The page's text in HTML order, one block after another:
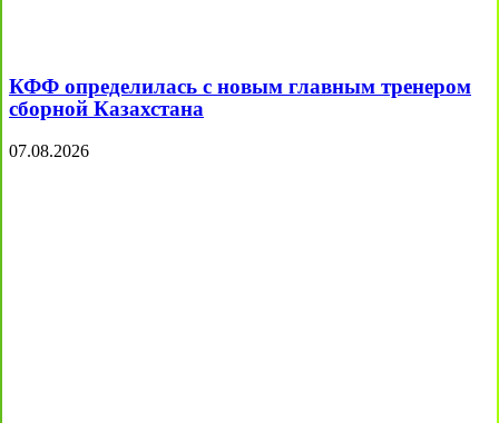
КФФ определилась с новым главным тренером
сборной Казахстана
07.08.2026